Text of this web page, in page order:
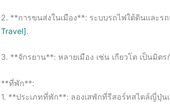
2. **การขนส่งในเมือง**: ระบบรถไฟใต้ดินและร
Travel].
3. **จักรยาน**: หลายเมือง เช่น เกียวโต เป็นมิต
**ที่พัก**:
1. **ประเภทที่พัก**: ลองเสพักที่รีสอร์ทสไตล์ญี่ปุ่น